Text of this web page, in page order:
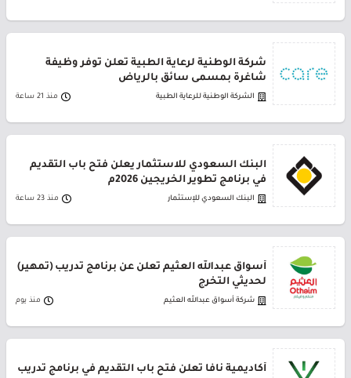
شركة الوطنية لرعاية الطبية تعلن توفر وظيفة
شاغرة بمسمى سائق بالرياض
الشركة الوطنية للرعاية الطبية منذ 21 ساعة
البنك السعودي للاستثمار يعلن فتح باب التقديم
في برنامج تطوير الخريجين 2026م
البنك السعودي للإستثمار منذ 23 ساعة
أسواق عبدالله العثيم تعلن عن برنامج تدريب (تمهير)
لحديثي التخرج
شركة أسواق عبدالله العثيم منذ يوم
أكاديمية نافا تعلن فتح باب التقديم في برنامج تدريب